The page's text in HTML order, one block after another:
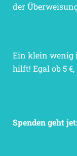
der
Ein klein wenig
hilft! Egal ob 5 €,
Spenden geht